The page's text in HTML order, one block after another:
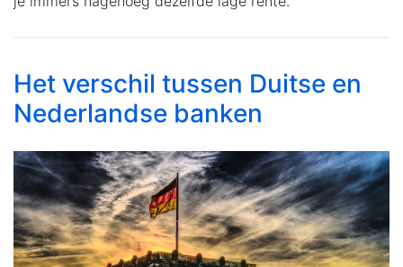
Het verschil tussen Duitse en
Nederlandse banken